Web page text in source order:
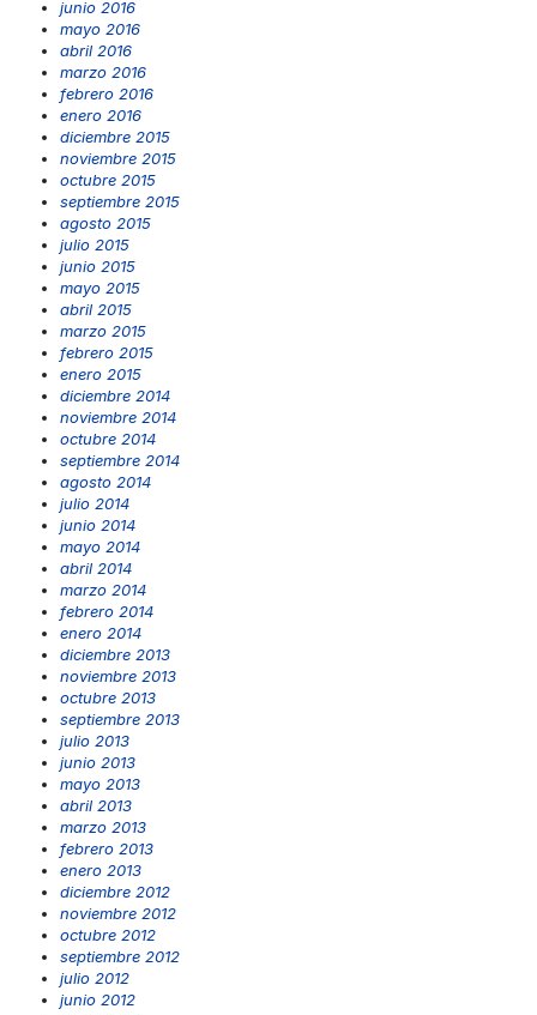
junio 2016
mayo 2016
abril 2016
marzo 2016
febrero 2016
enero 2016
diciembre 2015
noviembre 2015
octubre 2015
septiembre 2015
agosto 2015
julio 2015
junio 2015
mayo 2015
abril 2015
marzo 2015
febrero 2015
enero 2015
diciembre 2014
noviembre 2014
octubre 2014
septiembre 2014
agosto 2014
julio 2014
junio 2014
mayo 2014
abril 2014
marzo 2014
febrero 2014
enero 2014
diciembre 2013
noviembre 2013
octubre 2013
septiembre 2013
julio 2013
junio 2013
mayo 2013
abril 2013
marzo 2013
febrero 2013
enero 2013
diciembre 2012
noviembre 2012
octubre 2012
septiembre 2012
julio 2012
junio 2012